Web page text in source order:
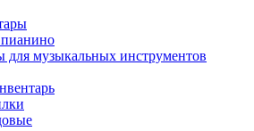
для музыкальных инструментов